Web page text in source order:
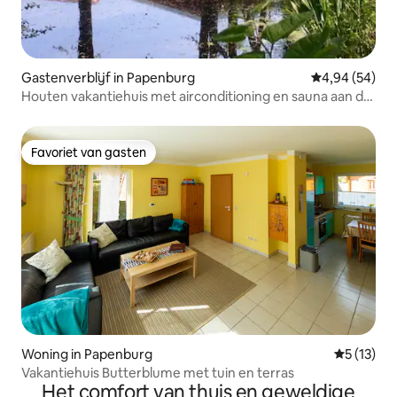
Gastenverblijf in Papenburg Gemiddelde
4,94 (54)
Houten vakantiehuis met airconditioning en sauna aan de
Favoriet van gasten
Favoriet van gasten
Woning in Papenburg
5 (13)
Vakantiehuis Butterblume met tuin en terras